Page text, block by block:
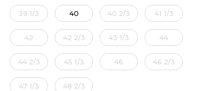
39 1/3 40 40 2/3 41 1/3
42 42 2/3 43 1/3 44
44 2/3 45 1/3 46 46 2/3
47 1/3 48 2/3